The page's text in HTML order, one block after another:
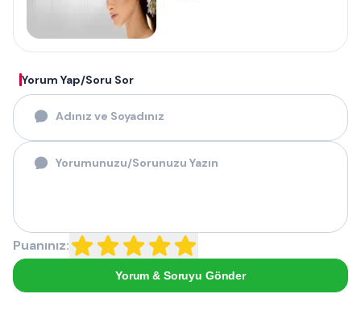
Yorum Yap/Soru Sor
Puanınız:
Yorum & Soruyu Gönder